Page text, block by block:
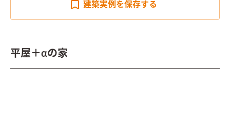
建築実例を保存する
平屋＋αの家